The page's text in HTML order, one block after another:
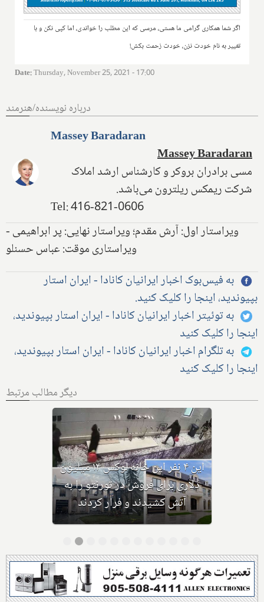
اگر شما همکاری گرامی ما هستی، مرسی که این مطلب را خواندی، اما کپی نکن و با
تغییر به نام خودت نزن، خودت زحمت بکش!
Date:Thursday, November 25, 2021 - 17:00
درباره نویسنده/هنرمند
Massey Baradaran
Massey Baradaran
مسی برادران بروکر و کارشناس ارشد املاک
شرکت ریمکس ریلترون می‌باشد.
Tel: 416-821-0606
ویراستار اول: آرش مقدم؛ ویراستار نهایی: پر ابراهیمی -
ویراستاری موقت: عباس حسنلو
به فیس‌بوک اخبار ایرانیان کانادا - ایران استار
بپیوندید، اینجا را کلیک کنید.
به توئیتر اخبار ایرانیان کانادا - ایران استار بپیوندید،
اینجا را کلیک کنید
به تلگرام اخبار ایرانیان کانادا - ایران استار بپیوندید،
اینجا را کلیک کنید
دیگر مطالب مرتبط
چرا ساکنان مناطق توریستی کانادا
در حال ترک این مناطق هستند؟